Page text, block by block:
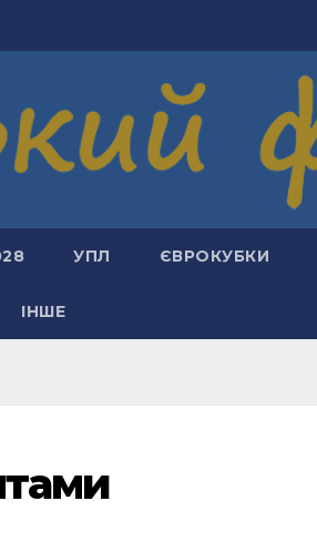
УПЛ ЄВРОКУБКИ
ІНШЕ